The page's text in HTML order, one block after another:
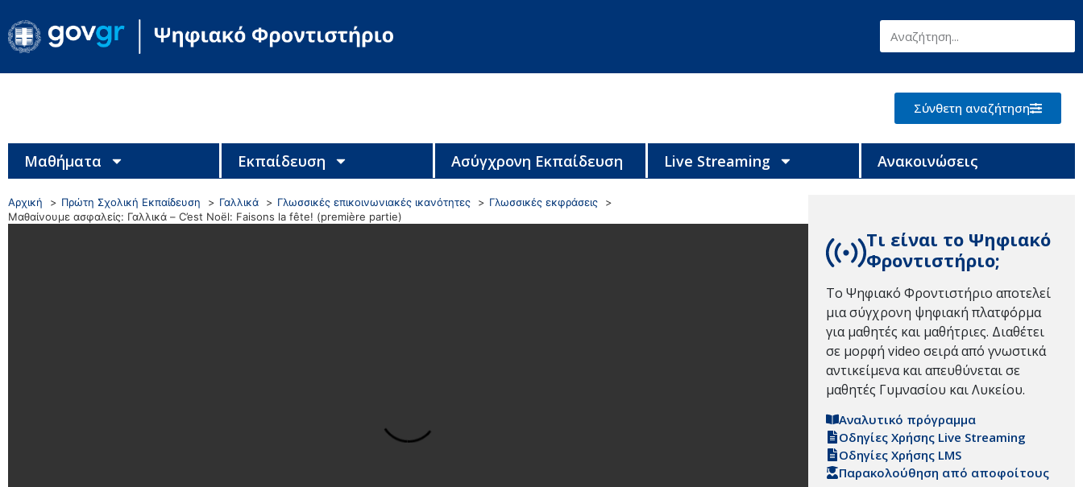
Σύνθετη αναζήτηση
Μαθήματα Εκπαίδευση Ασύγχρονη Εκπαίδευση Live Streaming Ανακοινώσεις
Αρχική Πρώτη Σχολική Εκπαίδευση Γαλλικά Γλωσσικές επικοινωνιακές ικανότητες
Γλωσσικές εκφράσεις
Μαθαίνουμε ασφαλείς: Γαλλικά – C’est Noël: Faisons la fête! (première partie)
Τι είναι το Ψηφιακό
Φροντιστήριο;
Το Ψηφιακό Φροντιστήριο αποτελεί
μια σύγχρονη ψηφιακή πλατφόρμα
για μαθητές και μαθήτριες. Διαθέτει
σε μορφή video σειρά από γνωστικά
αντικείμενα και απευθύνεται σε
μαθητές Γυμνασίου και Λυκείου.
Αναλυτικό πρόγραμμα
Οδηγίες Χρήσης Live Streaming
Οδηγίες Χρήσης LMS
Παρακολούθηση από αποφοίτους